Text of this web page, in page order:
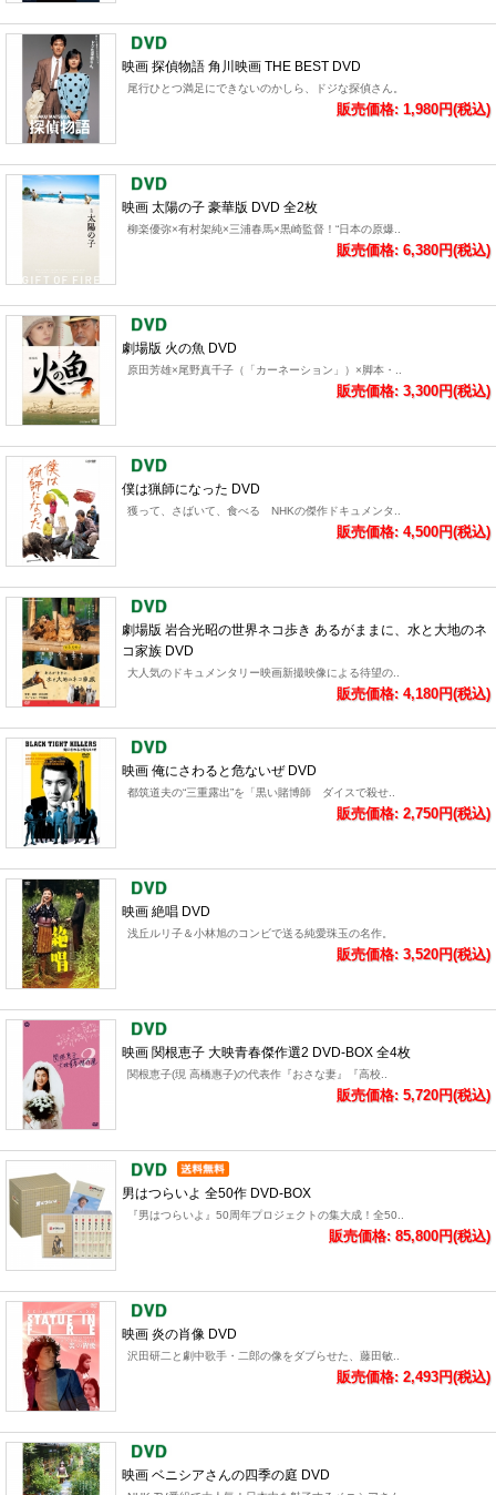
映画 探偵物語 角川映画 THE BEST DVD
尾行ひとつ満足にできないのかしら、ドジな探偵さん。
販売価格: 1,980円(税込)
映画 太陽の子 豪華版 DVD 全2枚
柳楽優弥×有村架純×三浦春馬×黒崎監督！“日本の原爆..
販売価格: 6,380円(税込)
劇場版 火の魚 DVD
原田芳雄×尾野真千子（「カーネーション」）×脚本・..
販売価格: 3,300円(税込)
僕は猟師になった DVD
獲って、さばいて、食べる NHKの傑作ドキュメンタ..
販売価格: 4,500円(税込)
劇場版 岩合光昭の世界ネコ歩き あるがままに、水と大地のネ
コ家族 DVD
大人気のドキュメンタリー映画新撮映像による待望の..
販売価格: 4,180円(税込)
映画 俺にさわると危ないぜ DVD
都筑道夫の“三重露出”を「黒い賭博師 ダイスで殺せ..
販売価格: 2,750円(税込)
映画 絶唱 DVD
浅丘ルリ子＆小林旭のコンビで送る純愛珠玉の名作。
販売価格: 3,520円(税込)
映画 関根恵子 大映青春傑作選2 DVD-BOX 全4枚
関根恵子(現 高橋惠子)の代表作『おさな妻』『高校..
販売価格: 5,720円(税込)
男はつらいよ 全50作 DVD-BOX
『男はつらいよ』50周年プロジェクトの集大成！全50..
販売価格: 85,800円(税込)
映画 炎の肖像 DVD
沢田研二と劇中歌手・二郎の像をダブらせた、藤田敏..
販売価格: 2,493円(税込)
映画 ベニシアさんの四季の庭 DVD